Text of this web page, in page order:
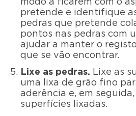
modo a ficarem com o
pretende e identifique
pedras que pretende
pontos nas pedras com
ajudar a manter o
que se vão encontrar.
Lixe as pedras. Lixe as
uma lixa de grão fino
aderência e, em
superfícies lixadas.